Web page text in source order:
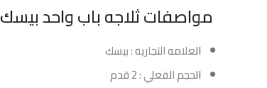
مواصفات ثلاجه باب واحد بيسك 2.2 قدم زجاج اسود:
العلامه التجاريه : بيسك
الحجم الفعلي : 2 قدم